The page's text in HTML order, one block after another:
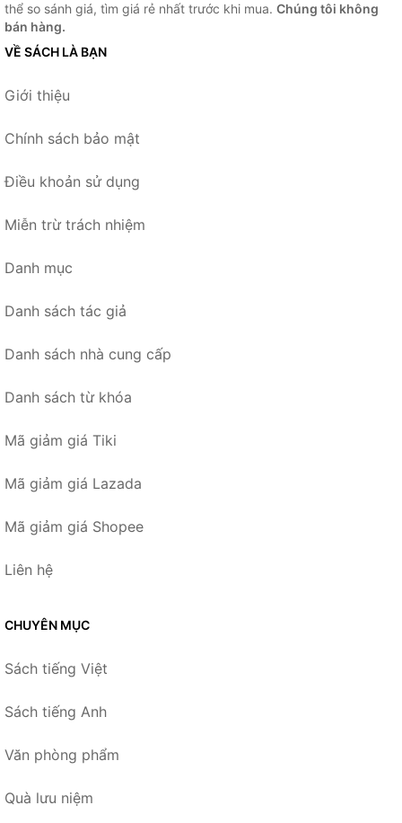
thể so sánh giá, tìm giá rẻ nhất trước khi mua. Chúng tôi không
bán hàng.
VỀ SÁCH LÀ BẠN
Giới thiệu
Chính sách bảo mật
Điều khoản sử dụng
Miễn trừ trách nhiệm
Danh mục
Danh sách tác giả
Danh sách nhà cung cấp
Danh sách từ khóa
Mã giảm giá Tiki
Mã giảm giá Lazada
Mã giảm giá Shopee
Liên hệ
CHUYÊN MỤC
Sách tiếng Việt
Sách tiếng Anh
Văn phòng phẩm
Quà lưu niệm